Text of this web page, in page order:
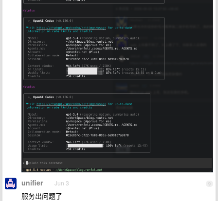
9
unifier Jun 3
服务出问题了